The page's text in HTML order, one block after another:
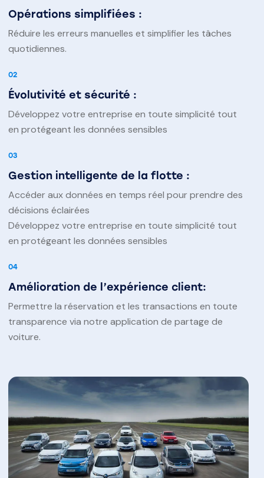
Opérations simplifiées :
Réduire les erreurs manuelles et simplifier les tâches
quotidiennes.
02
Évolutivité et sécurité :
Développez votre entreprise en toute simplicité tout
en protégeant les données sensibles
03
Gestion intelligente de la flotte :
Accéder aux données en temps réel pour prendre des
décisions éclairées
Développez votre entreprise en toute simplicité tout
en protégeant les données sensibles
04
Amélioration de l’expérience client:
Permettre la réservation et les transactions en toute
transparence via notre application de partage de
voiture.